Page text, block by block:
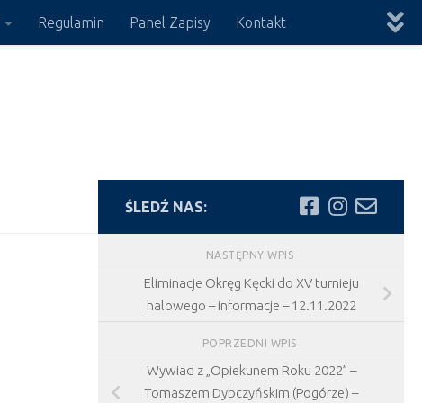
Regulamin Panel Zapisy Kontakt
ŚLEDŹ NAS:
NASTĘPNY WPIS
Eliminacje Okręg Kęcki do XV turnieju
halowego – informacje – 12.11.2022
POPRZEDNI WPIS
Wywiad z „Opiekunem Roku 2022” –
Tomaszem Dybczyńskim (Pogórze) –